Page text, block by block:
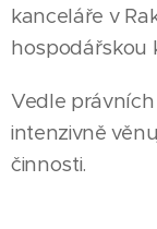
kanceláře v
hospodářskou
Vedle
intenzivně
činnosti.